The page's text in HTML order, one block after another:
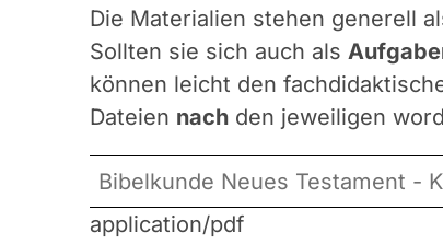
Die Materialien stehen generell
Sollten sie sich auch als
können leicht den
Dateien nach den jeweiligen
Bibelkunde Neues Testament -
application/pdf